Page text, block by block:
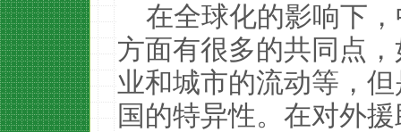
在全球化的影响下
方面有很多的共同点
业和城市的流动等，
国的特异性。在对外